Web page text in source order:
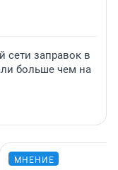
сети заправок в
больше чем на
МНЕНИЕ